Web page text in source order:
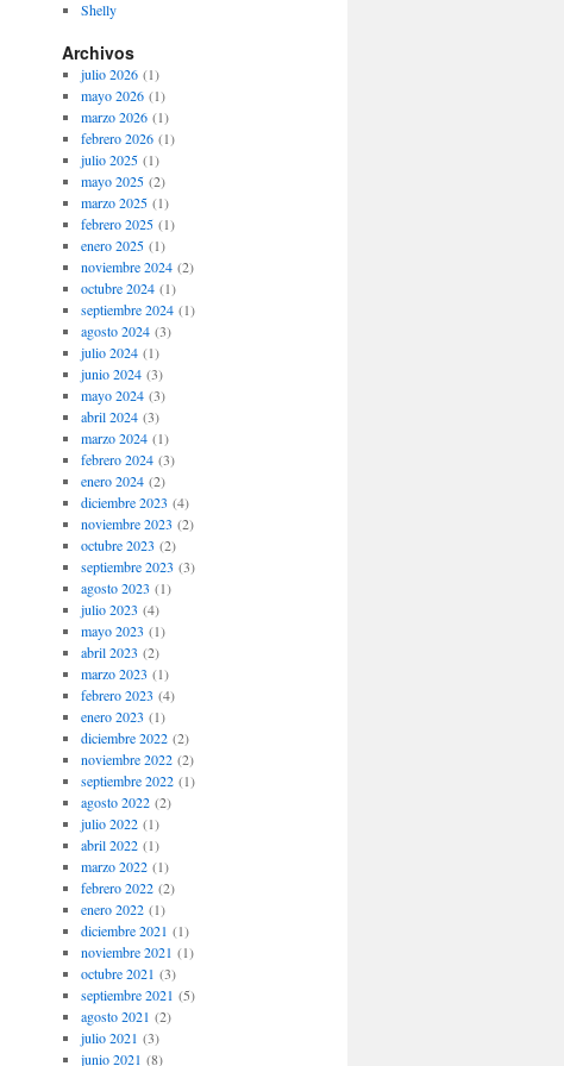
Shelly
Archivos
julio 2026(1)
mayo 2026(1)
marzo 2026(1)
febrero 2026(1)
julio 2025(1)
mayo 2025(2)
marzo 2025(1)
febrero 2025(1)
enero 2025(1)
noviembre 2024(2)
octubre 2024(1)
septiembre 2024(1)
agosto 2024(3)
julio 2024(1)
junio 2024(3)
mayo 2024(3)
abril 2024(3)
marzo 2024(1)
febrero 2024(3)
enero 2024(2)
diciembre 2023 (4)
noviembre 2023 (2)
octubre 2023 (2)
septiembre 2023 (3)
agosto 2023 (1)
julio 2023 (4)
mayo 2023 (1)
abril 2023 (2)
marzo 2023 (1)
febrero 2023 (4)
enero 2023 (1)
diciembre 2022(2)
noviembre 2022(2)
septiembre 2022(1)
agosto 2022(2)
julio 2022(1)
abril 2022(1)
marzo 2022(1)
febrero 2022(2)
enero 2022(1)
diciembre 2021 (1)
noviembre 2021 (1)
octubre 2021 (3)
septiembre 2021 (5)
agosto 2021 (2)
julio 2021 (3)
junio 2021 (8)